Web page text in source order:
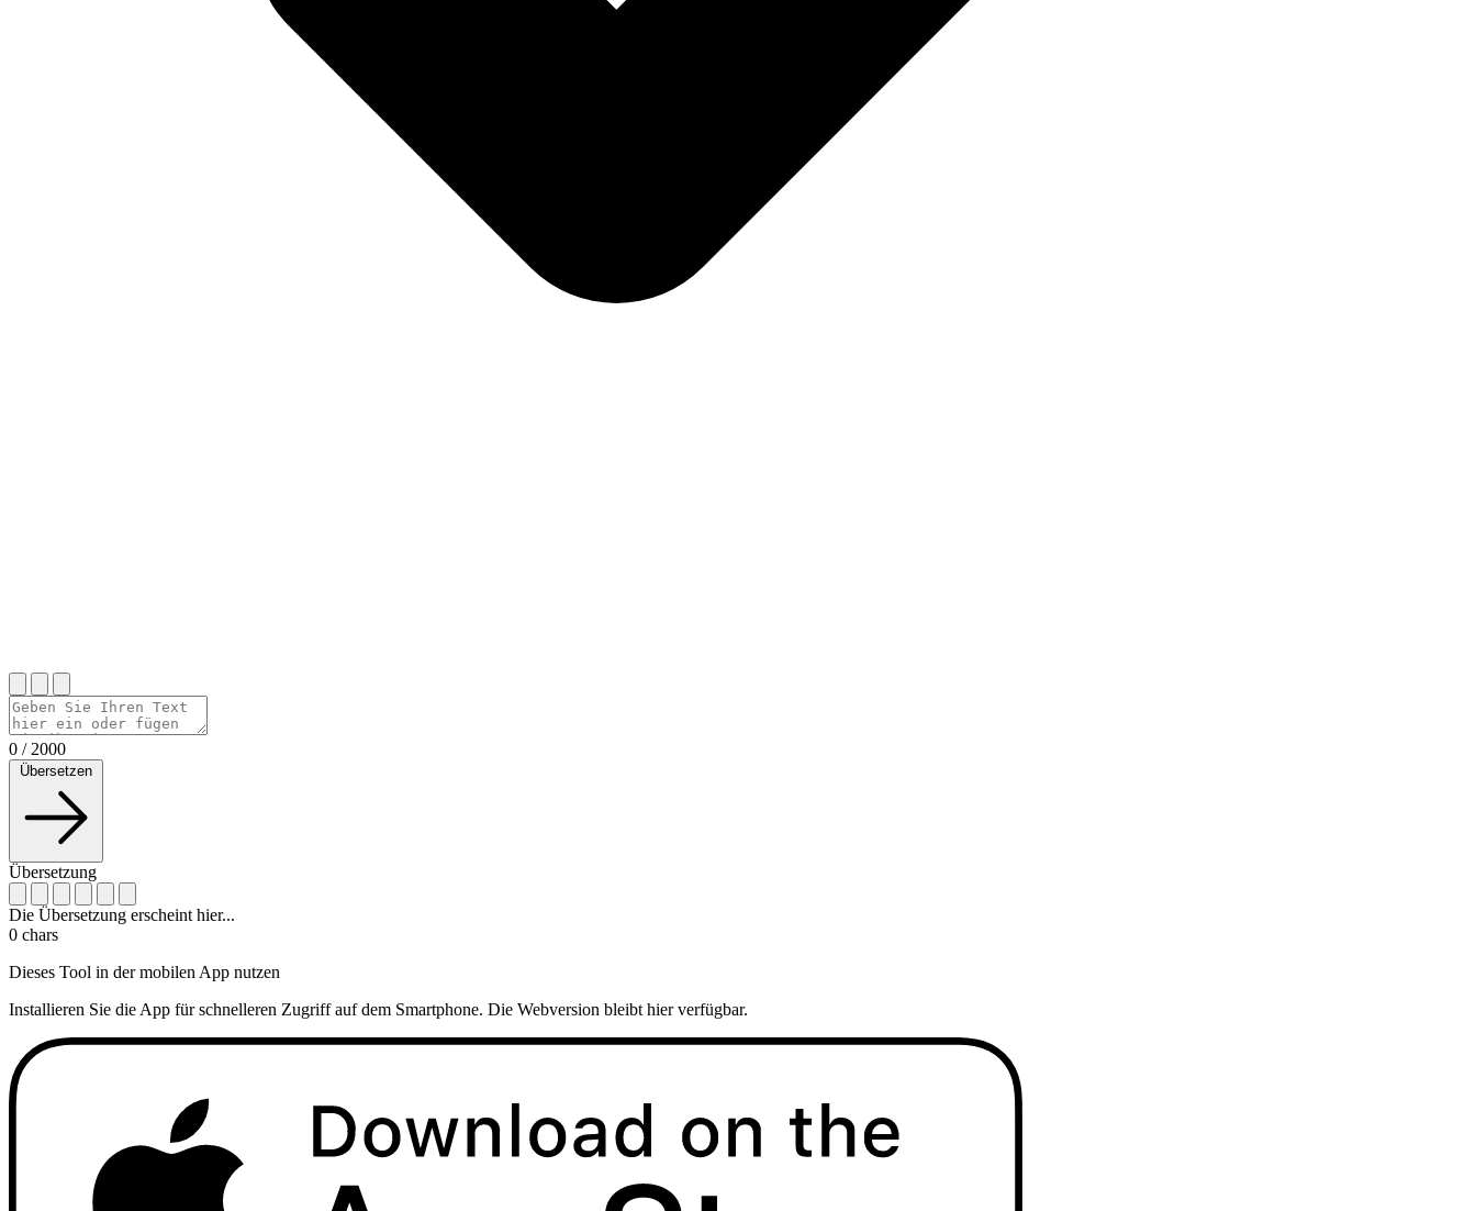
0 / 2000
Übersetzen
Übersetzung
Die Übersetzung erscheint hier...
0 chars
Dieses Tool in der mobilen App nutzen
Installieren Sie die App für schnelleren Zugriff auf dem Smartphone. Die Webversion bleibt hier verfügbar.